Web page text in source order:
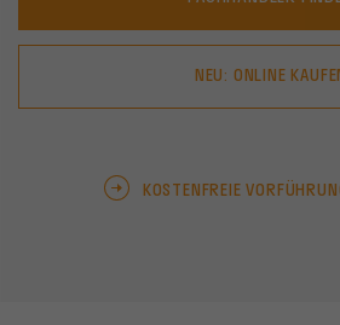
NEU: ONLINE
KOSTENFREIE